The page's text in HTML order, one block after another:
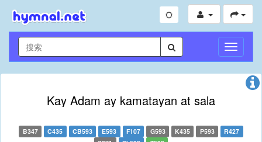
切
换
导
Kay Adam ay kamatayan at sala
B347 C435 CB593 E593 F107 G593 K435 P593
R427